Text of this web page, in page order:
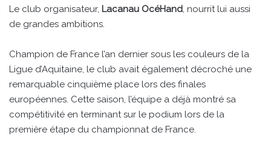
Le club organisateur, Lacanau OcéHand, nourrit lui aussi
de grandes ambitions.
Champion de France l’an dernier sous les couleurs de la
Ligue d’Aquitaine, le club avait également décroché une
remarquable cinquième place lors des finales
européennes. Cette saison, l’équipe a déjà montré sa
compétitivité en terminant sur le podium lors de la
première étape du championnat de France.